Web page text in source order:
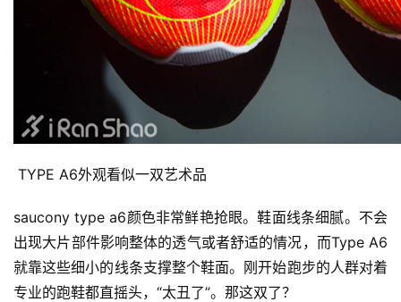
TYPE A6外观看似一双艺术品
saucony type a6颜色非常鲜艳抢眼。鞋面线条细腻。不会
出现大片部件影响整体的透气或者舒适的情况，而Type A6
就靠这些细小的线条支撑整个鞋面。刚开始跑步的人群对着
专业的跑鞋都直摇头，“太丑了”。那这双了？